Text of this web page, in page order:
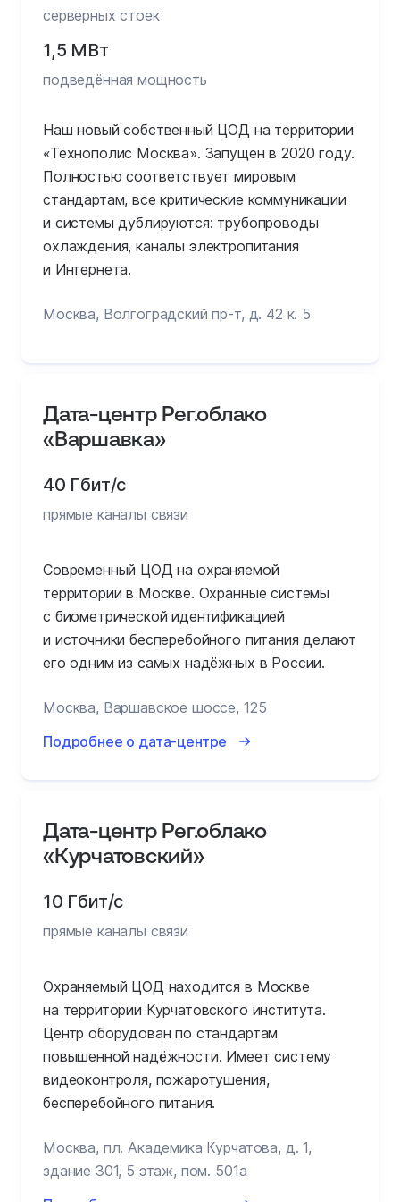
серверных стоек
1,5 МВт
подведённая мощность
Наш новый собственный ЦОД на территории
«Технополис Москва». Запущен в 2020 году.
Полностью соответствует мировым
стандартам, все критические коммуникации
и системы дублируются: трубопроводы
охлаждения, каналы электропитания
и Интернета.
Москва, Волгоградский пр-т, д. 42 к. 5
Дата-центр Рег.облако
«Варшавка»
40 Гбит/с
прямые каналы связи
Современный ЦОД на охраняемой
территории в Москве. Охранные системы
с биометрической идентификацией
и источники бесперебойного питания делают
его одним из самых надёжных в России.
Москва, Варшавское шоссе, 125
Подробнее о дата-центре
Дата-центр Рег.облако
«Курчатовский»
10 Гбит/с
прямые каналы связи
Охраняемый ЦОД находится в Москве
на территории Курчатовского института.
Центр оборудован по стандартам
повышенной надёжности. Имеет систему
видеоконтроля, пожаротушения,
бесперебойного питания.
Москва, пл. Академика Курчатова, д. 1,
здание 301, 5 этаж, пом. 501а